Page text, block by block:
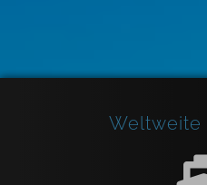
Weltweite